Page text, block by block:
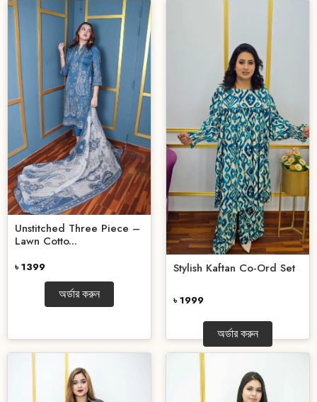
Unstitched Three Piece –
Lawn Cotto...
৳ 1399
অর্ডার করুন
Stylish Kaftan Co-Ord Set
৳ 1999
অর্ডার করুন